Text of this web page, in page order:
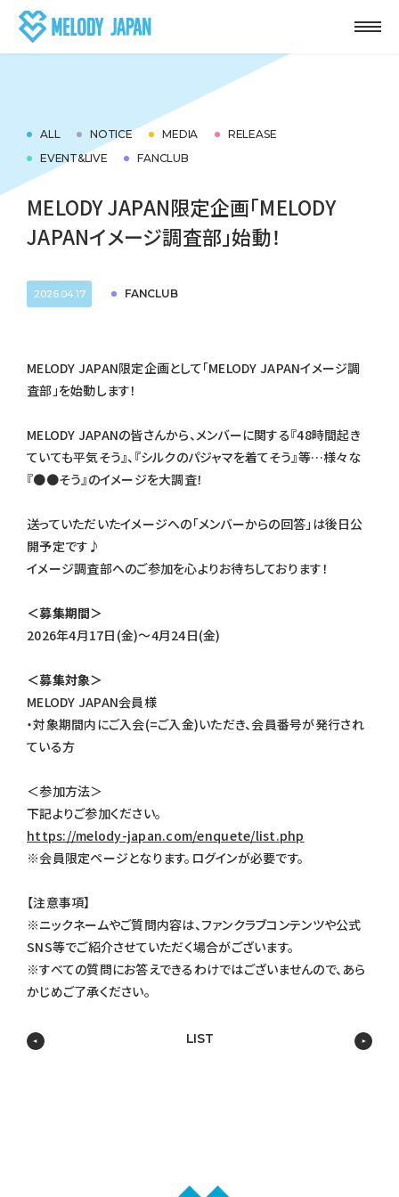
ALL NOTICE MEDIA
RELEASE
EVENT&LIVE
FANCLUB
MELODY JAPAN限定企画「MELODY
JAPANイメージ調査部」始動！
2026.04.17 FANCLUB
MELODY JAPAN限定企画として「MELODY JAPANイメージ調
査部」を始動します！
MELODY JAPANの皆さんから、メンバーに関する『48時間起き
ていても平気そう』、『シルクのパジャマを着てそう』等…様々な
『●●そう』のイメージを大調査！
送っていただいたイメージへの「メンバーからの回答」は後日公
開予定です♪
イメージ調査部へのご参加を心よりお待ちしております！
＜募集期間＞
2026年4月17日(金)～4月24日(金)
＜募集対象＞
MELODY JAPAN会員様
・対象期間内にご入会(=ご入金)いただき、会員番号が発行され
ている方
＜参加方法＞
下記よりご参加ください。
https://melody-japan.com/enquete/list.php
※会員限定ページとなります。ログインが必要です。
【注意事項】
※ニックネームやご質問内容は、ファンクラブコンテンツや公式
SNS等でご紹介させていただく場合がございます。
※すべての質問にお答えできるわけではございませんので、あら
かじめご了承ください。
LIST